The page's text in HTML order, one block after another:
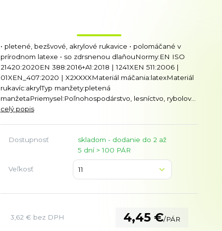
• pletené, bezšvové, akrylové rukavice • polomáčané v
prírodnom latexe • so zdrsnenou dlaňouNormy:EN ISO
21420:2020EN 388:2016+A1:2018 | 1241XEN 511:2006 |
01XEN_407:2020 | X2XXXXMateriál máčania:latexMateriál
rukavíc:akrylTyp manžety:pletená
manžetaPriemysel:Poľnohospodárstvo, lesníctvo, rybolov...
celý popis
Dostupnosť
skladom - dodanie do 2 až
5 dní > 100 PÁR
Veľkosť
4,45 €/PÁR
3,62 € bez DPH